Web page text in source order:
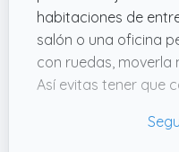
habitaciones de
salón o una oficina
con ruedas, moverla
Así evitas tener que